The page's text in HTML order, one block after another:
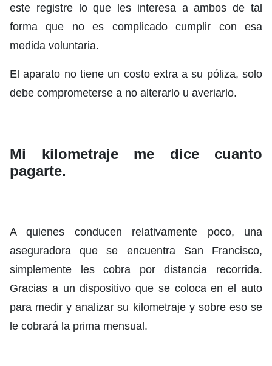
este registre lo que les interesa a ambos de tal
forma que no es complicado cumplir con esa
medida voluntaria.
El aparato no tiene un costo extra a su póliza, solo
debe comprometerse a no alterarlo u averiarlo.
Mi kilometraje me dice cuanto
pagarte.
A quienes conducen relativamente poco, una
aseguradora que se encuentra San Francisco,
simplemente les cobra por distancia recorrida.
Gracias a un dispositivo que se coloca en el auto
para medir y analizar su kilometraje y sobre eso se
le cobrará la prima mensual.